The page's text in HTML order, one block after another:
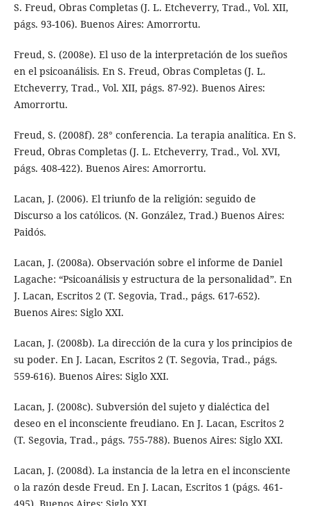
S. Freud, Obras Completas (J. L. Etcheverry, Trad., Vol. XII,
págs. 93-106). Buenos Aires: Amorrortu.
Freud, S. (2008e). El uso de la interpretación de los sueños
en el psicoanálisis. En S. Freud, Obras Completas (J. L.
Etcheverry, Trad., Vol. XII, págs. 87-92). Buenos Aires:
Amorrortu.
Freud, S. (2008f). 28° conferencia. La terapia analítica. En S.
Freud, Obras Completas (J. L. Etcheverry, Trad., Vol. XVI,
págs. 408-422). Buenos Aires: Amorrortu.
Lacan, J. (2006). El triunfo de la religión: seguido de
Discurso a los católicos. (N. González, Trad.) Buenos Aires:
Paidós.
Lacan, J. (2008a). Observación sobre el informe de Daniel
Lagache: “Psicoanálisis y estructura de la personalidad”. En
J. Lacan, Escritos 2 (T. Segovia, Trad., págs. 617-652).
Buenos Aires: Siglo XXI.
Lacan, J. (2008b). La dirección de la cura y los principios de
su poder. En J. Lacan, Escritos 2 (T. Segovia, Trad., págs.
559-616). Buenos Aires: Siglo XXI.
Lacan, J. (2008c). Subversión del sujeto y dialéctica del
deseo en el inconsciente freudiano. En J. Lacan, Escritos 2
(T. Segovia, Trad., págs. 755-788). Buenos Aires: Siglo XXI.
Lacan, J. (2008d). La instancia de la letra en el inconsciente
o la razón desde Freud. En J. Lacan, Escritos 1 (págs. 461-